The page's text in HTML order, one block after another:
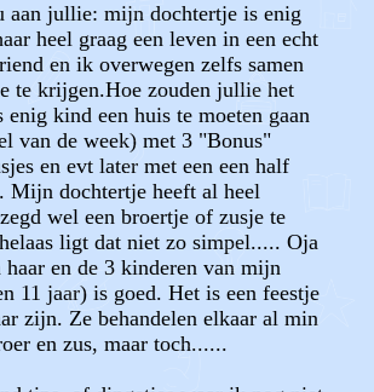
aan jullie: mijn dochtertje is enig
heel graag een leven in een echt
en ik overwegen zelfs samen
te krijgen.Hoe zouden jullie het
enig kind een huis te moeten gaan
van de week) met 3 "Bonus"
en evt later met een een half
Mijn dochtertje heeft al heel
wel een broertje of zusje te
ligt dat niet zo simpel..... Oja
en de 3 kinderen van mijn
11 jaar) is goed. Het is een feestje
zijn. Ze behandelen elkaar al min
en zus, maar toch......